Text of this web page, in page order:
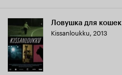
Ловушка для кошек
Kissanloukku, 2013